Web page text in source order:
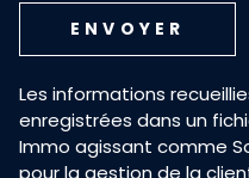
ENVOYER
Les informations
enregistrées dans un
Immo agissant comme
pour la gestion de la